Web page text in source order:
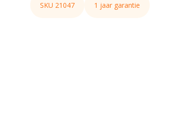
SKU 21047 1 jaar garantie